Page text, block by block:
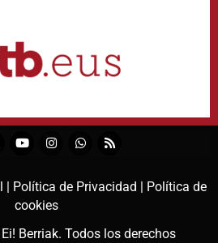
| Política de Privacidad | Política de
cookies
Ei! Berriak. Todos los derechos